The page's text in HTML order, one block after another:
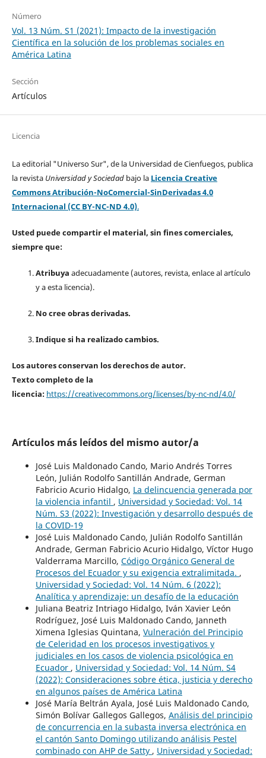
Número
Vol. 13 Núm. S1 (2021): Impacto de la investigación
Científica en la solución de los problemas sociales en
América Latina
Sección
Artículos
Licencia
La editorial "Universo Sur", de la Universidad de Cienfuegos, publica
la revista Universidad y Sociedad bajo la Licencia Creative
Commons Atribución-NoComercial-SinDerivadas 4.0
Internacional (CC BY-NC-ND 4.0).
Usted puede compartir el material, sin fines comerciales,
siempre que:
Atribuya adecuadamente (autores, revista, enlace al artículo
y a esta licencia).
No cree obras derivadas.
Indique si ha realizado cambios.
Los autores conservan los derechos de autor.
Texto completo de la
licencia: https://creativecommons.org/licenses/by-nc-nd/4.0/
Artículos más leídos del mismo autor/a
José Luis Maldonado Cando, Mario Andrés Torres
León, Julián Rodolfo Santillán Andrade, German
Fabricio Acurio Hidalgo, La delincuencia generada por
la violencia infantil , Universidad y Sociedad: Vol. 14
Núm. S3 (2022): Investigación y desarrollo después de
la COVID-19
José Luis Maldonado Cando, Julián Rodolfo Santillán
Andrade, German Fabricio Acurio Hidalgo, Víctor Hugo
Valderrama Marcillo, Código Orgánico General de
Procesos del Ecuador y su exigencia extralimitada. ,
Universidad y Sociedad: Vol. 14 Núm. 6 (2022):
Analítica y aprendizaje: un desafío de la educación
Juliana Beatriz Intriago Hidalgo, Iván Xavier León
Rodríguez, José Luis Maldonado Cando, Janneth
Ximena Iglesias Quintana, Vulneración del Principio
de Celeridad en los procesos investigativos y
judiciales en los casos de violencia psicológica en
Ecuador , Universidad y Sociedad: Vol. 14 Núm. S4
(2022): Consideraciones sobre ética, justicia y derecho
en algunos países de América Latina
José María Beltrán Ayala, José Luis Maldonado Cando,
Simón Bolívar Gallegos Gallegos, Análisis del principio
de concurrencia en la subasta inversa electrónica en
el cantón Santo Domingo utilizando análisis Pestel
combinado con AHP de Satty , Universidad y Sociedad: